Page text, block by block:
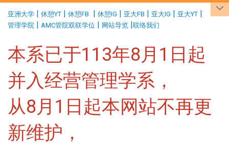
亚洲大学 | 休憩YT | 休憩FB | 休憩IG | 亚大FB | 亚大IG | 亚大YT |
管理学院 | AMC管院双联学位 | 网站导览 |联络我们
本系已于113年8月1日起
并入经营管理学系，
从8月1日起本网站不再更
新维护，